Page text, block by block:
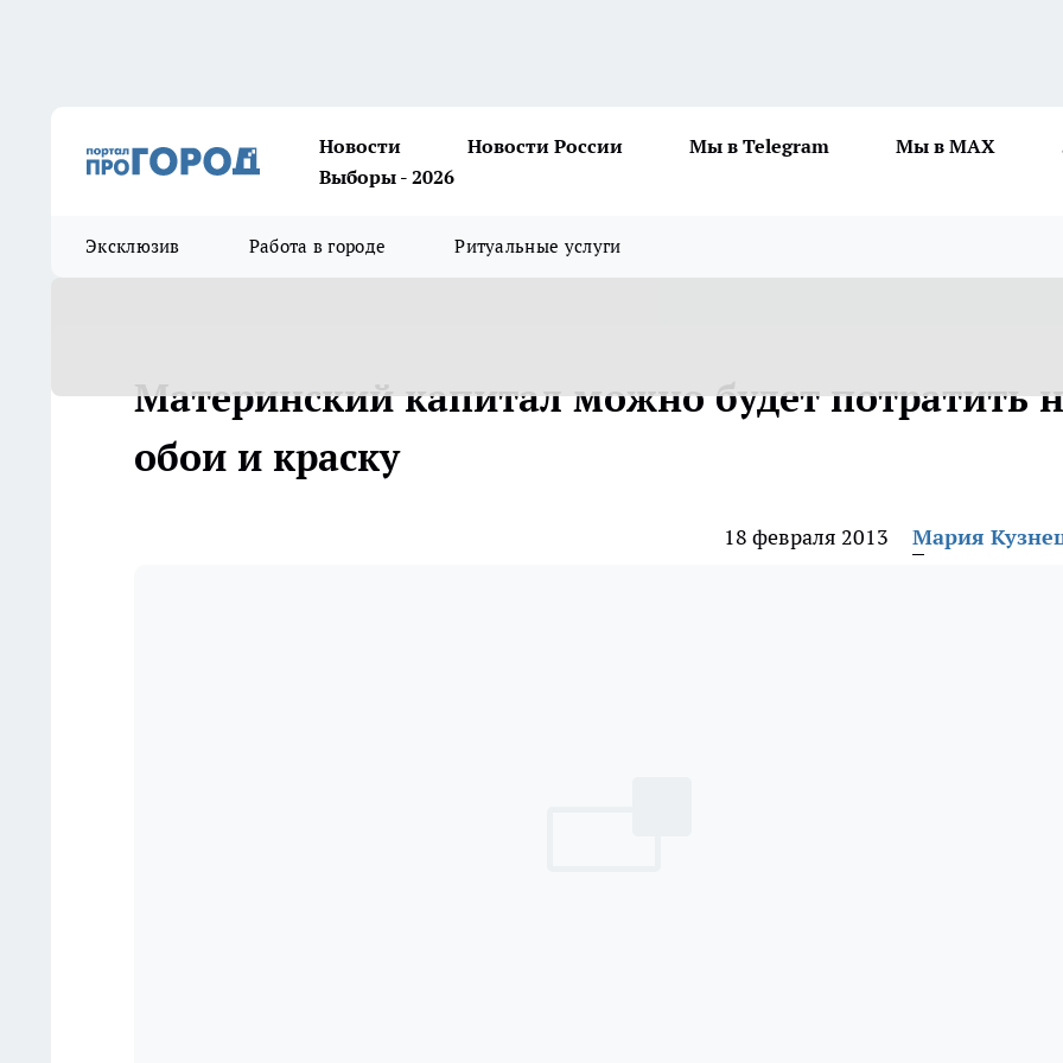
Новости Новости России Мы в Telegram Мы в MAX
Выборы - 2026
Эксклюзив Работа в городе Ритуальные услуги
Материнский капитал можно будет потратить
обои и краску
18 февраля 2013 Мария